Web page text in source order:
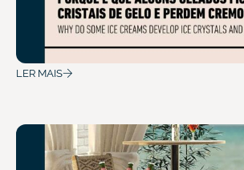
LER MAIS